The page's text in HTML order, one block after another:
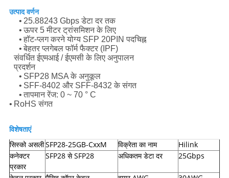
उत्पाद वर्णन
• 25.88243 Gbps डेटा दर तक
• ऊपर 5 मीटर ट्रांसमिशन के लिए
• हॉट-प्लग करने योग्य SFP 20PIN पदचिह्न
• बेहतर प्लगेबल फॉर्म फैक्टर (IPF)
संवर्धित ईएमआई / ईएमसी के लिए अनुपालन
प्रदर्शन
• SFP28 MSA के अनुकूल
• SFF-8402 और SFF-8432 के संगत
• तापमान रेंज: 0 ~ 70 ° C
• RoHS संगत
विशेषताएं
सिस्को असलीSFP28-25GB-CxxM विक्रेता का नाम
Hilink
कनेक्टर
प्रकार
SFP28 से SFP28 अधिकतम डेटा दर 25Gbps